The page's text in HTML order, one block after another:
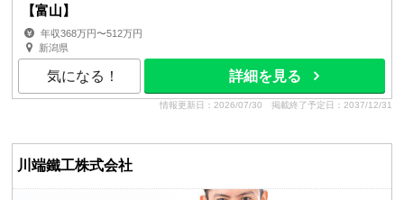
【富山】
年収368万円〜512万円
新潟県
気になる！ 詳細を見る
情報更新日：2026/07/30 掲載終了予定日：2037/12/31
川端鐵工株式会社